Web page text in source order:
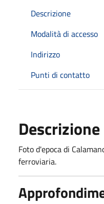
Descrizione
Modalità di accesso
Indirizzo
Punti di contatto
Descrizione
Foto d'epoca di
ferroviaria.